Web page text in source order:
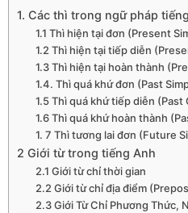
1. Các thì trong ngữ pháp
1.1 Thì hiện tại đơn (Present
1.2 Thì hiện tại tiếp diễn
1.3 Thì hiện tại hoàn thành
1.4. Thì quá khứ đơn (Past
1.5 Thì quá khứ tiếp diễn
1.6 Thì quá khứ hoàn thành
1. 7 Thì tương lai đơn (Future
2 Giới từ trong tiếng Anh
2.1 Giới từ chỉ thời gian
2.2 Giới từ chỉ địa điểm
2.3 Giới Từ Chỉ Phương Thức,